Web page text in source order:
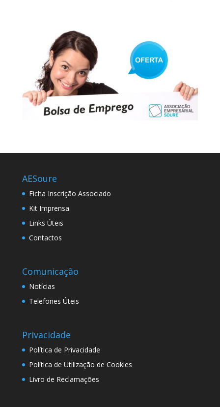
AESoure
Ficha Inscrição Associado
Kit Imprensa
Links Úteis
Contactos
Comunicação
Notícias
Telefones Úteis
Privacidade
Política de Privacidade
Política de Utilização de Cookies
Livro de Reclamações